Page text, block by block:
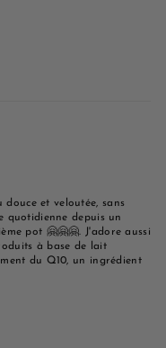
et veloutée, sans
depuis un
pot 🤗🤗🤗. J'adore aussi
à base de lait
du Q10, un ingrédient